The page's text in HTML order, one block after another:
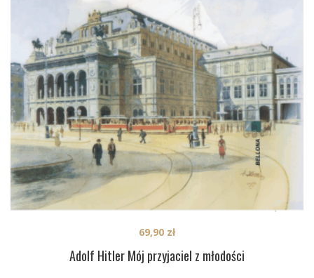
Adolf Hitler Mój przyjaciel z młodości
69,90 zł